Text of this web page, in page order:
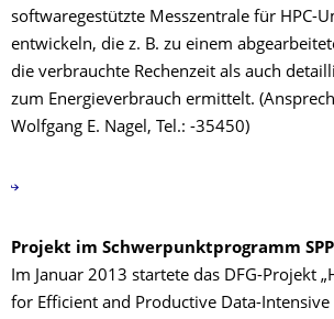
softwaregestützte Messzentrale für HPC-
entwickeln, die z. B. zu einem
die verbrauchte Rechenzeit als auch
zum Energieverbrauch ermittelt.
Wolfgang E. Nagel, Tel.: -35450)
Projekt im Schwerpunktprogramm
Im Januar 2013 startete das DFG-Projekt
for Efficient and Productive Data-Intensive